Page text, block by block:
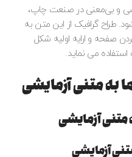
و بی‌معنی در صنعت چاپ،
طراح گرافیک از این متن به
صفحه و ارایه اولیه شکل
می نماید.
به متنی آزمایشی
متنی آزمایشی
آزمایشی